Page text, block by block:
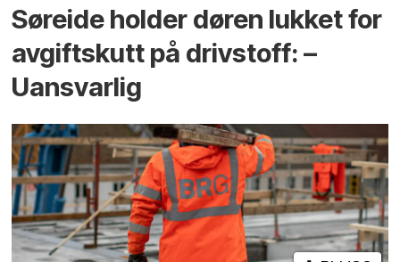
Søreide holder døren lukket for
avgiftskutt på drivstoff: –
Uansvarlig